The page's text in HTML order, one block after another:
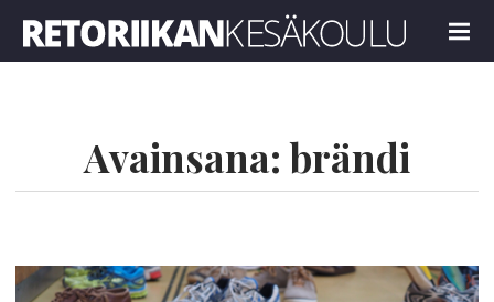
MENU
Avainsana:brändi